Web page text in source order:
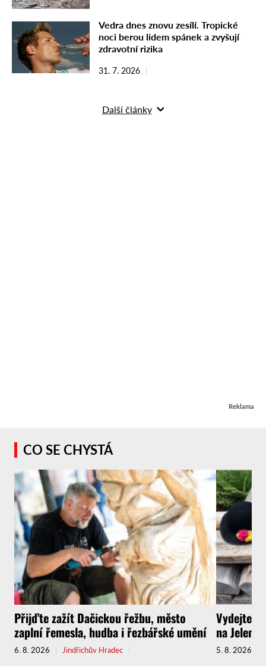
Vedra dnes znovu zesílí. Tropické
noci berou lidem spánek a zvyšují
zdravotní rizika
31. 7. 2026
Další články
Reklama
CO SE CHYSTÁ
Přijďte zažít Dačickou řežbu, město
zaplní řemesla, hudba i řezbářské umění
6. 8. 2026 Jindřichův Hradec
Vydejte
na
5. 8. 2026